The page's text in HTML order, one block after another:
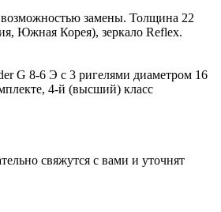
возможностью замены. Толщина 22
Южная Корея), зеркало Reflex.
G 8-6 Э с 3 ригелями диаметром 16
4-й (высший) класс
свяжутся с вами и уточнят